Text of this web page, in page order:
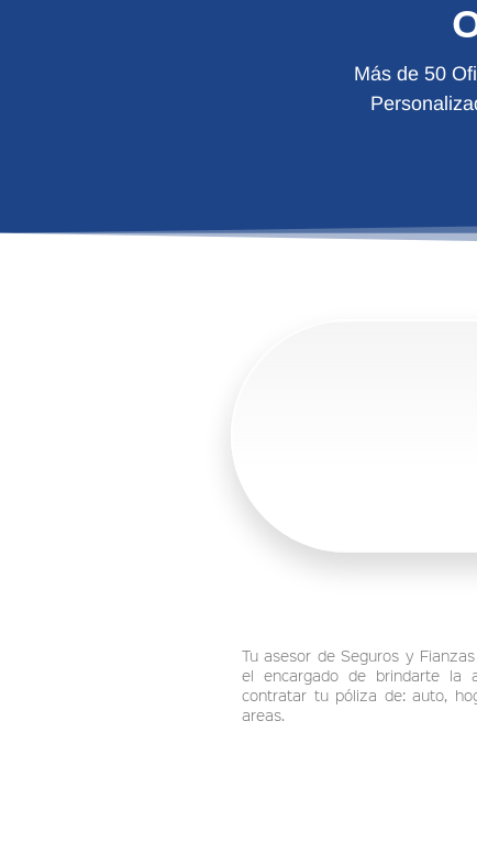
Más de 50
Tu asesor de Seguros y
el encargado de brindarte la
contratar tu póliza de: auto,
areas.